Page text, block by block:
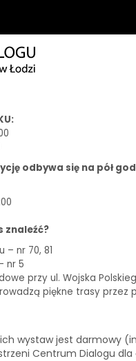
odbywa się na pół
znaleźć?
– nr 70, 81
nr 5
przy ul. Wojska
piękne trasy przez
wystaw jest darmowy
Centrum Dialogu